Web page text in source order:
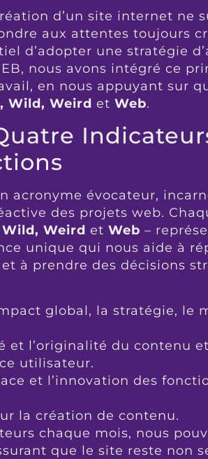
d’un site internet ne
aux attentes toujours
d’adopter une stratégie
nous avons intégré ce
en nous appuyant sur
Wild, Weird et Web.
acronyme évocateur,
des projets web.
Weird et Web –
unique qui nous aide à
à prendre des décisions
global, la stratégie, le
et l’originalité du contenu
utilisateur.
et l’innovation des
la création de contenu.
chaque mois, nous
que le site reste non